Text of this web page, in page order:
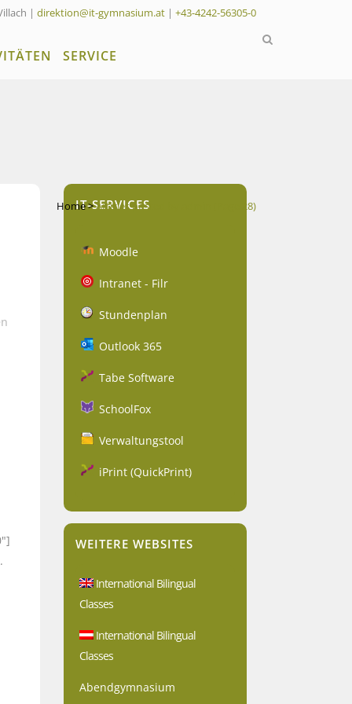
| direktion@it-gymnasium.at | +43-4242-56305-0
SERVICE
Home>Articles posted by admin (Page 28)
IT-SERVICES
Moodle
Intranet - Filr
Stundenplan
Outlook 365
Tabe Software
SchoolFox
Verwaltungstool
iPrint (QuickPrint)
WEITERE WEBSITES
International Bilingual
Classes
International Bilingual
Classes
Abendgymnasium